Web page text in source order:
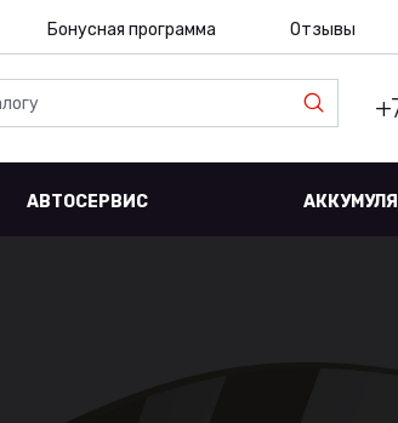
Бонусная программа Отзывы
АВТОСЕРВИС